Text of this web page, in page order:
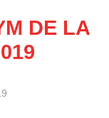
DE LA